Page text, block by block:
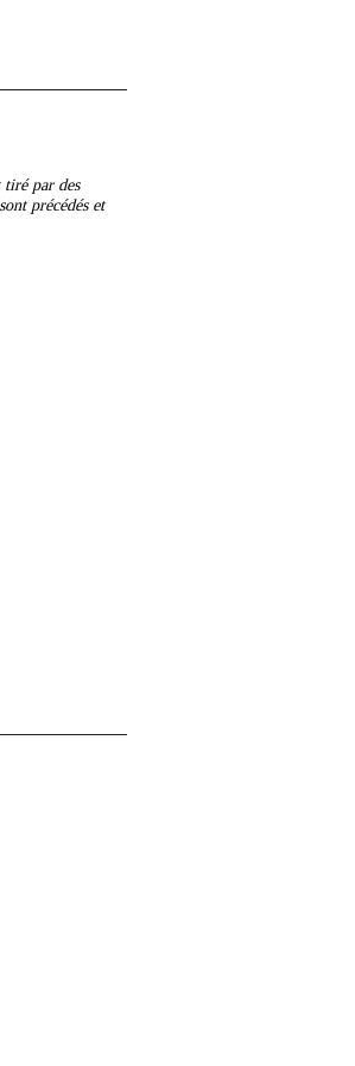
tiré par des
précédés et